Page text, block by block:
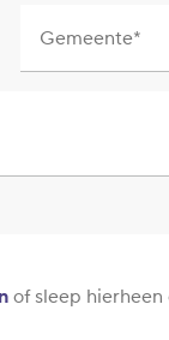
Gemeente
of sleep hierheen